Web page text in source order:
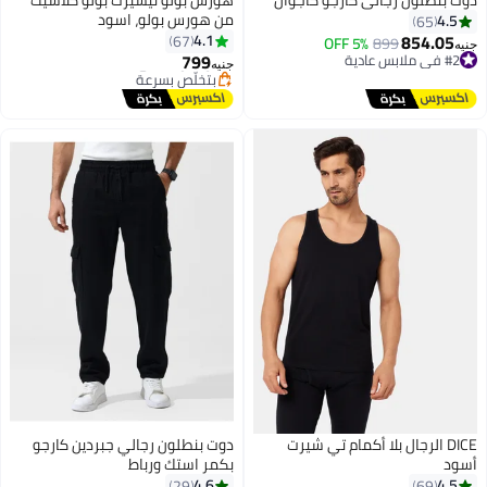
4
4.5
65
جنيه854.05
899
5% OFF #2 في ملابس عادية
أقل سعر في 7 يوم
توصيل مجاني
بتخلّص بسرعة
تم بيع +20 مؤخرًا
9
من هورس بولو، اسود
4.1
67
جنيه799
#29 في بولو للرجال
توصيل مجاني
بتخلّص بسرعة
DICE الرجال بلا أكمام تي شيرت
أسود
دوت بنطلون رجالي جبردين كارجو
بكمر استك ورباط